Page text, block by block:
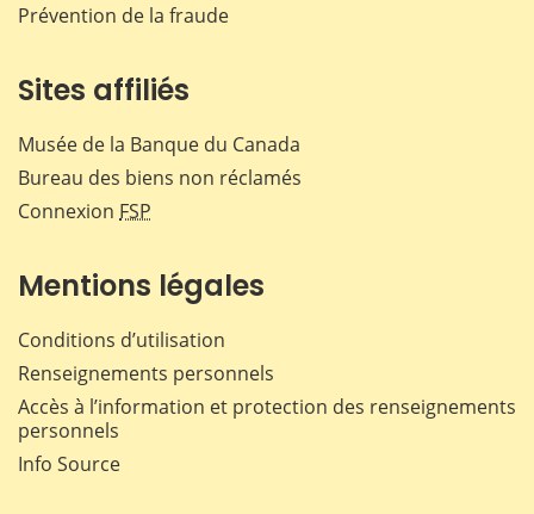
Prévention de la fraude
Sites affiliés
Musée de la Banque du Canada
Bureau des biens non réclamés
Connexion FSP
Mentions légales
Conditions d’utilisation
Renseignements personnels
Accès à l’information et protection des renseignements
personnels
Info Source